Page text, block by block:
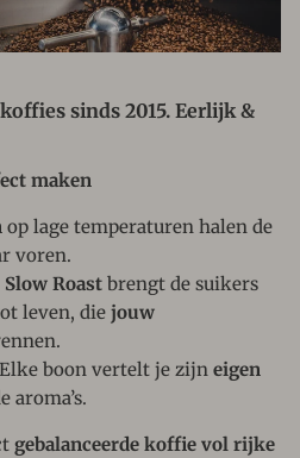
sinds 2015. Eerlijk &
maken
op lage temperaturen halen de
voren.
Slow Roast brengt de suikers
leven, die jouw
boon vertelt je zijn eigen
aroma’s.
gebalanceerde koffie vol rijke